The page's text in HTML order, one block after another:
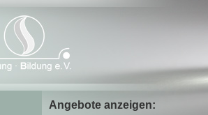
Angebote anzeigen: